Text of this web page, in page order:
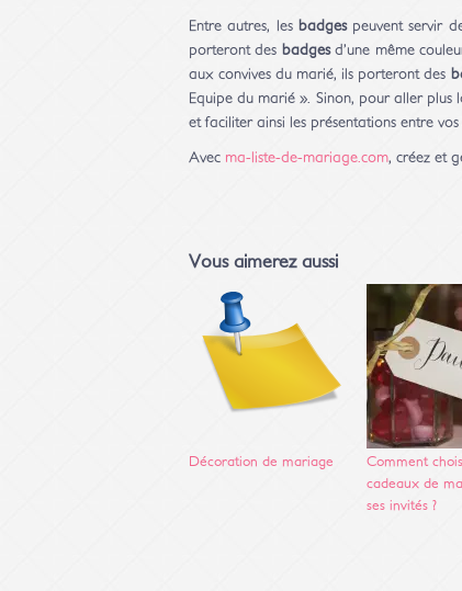
Entre autres, les badgespeuvent servir
porteront des badgesd’une même
aux convives du marié, ils porteront des
Equipe du marié ». Sinon, pour aller plus
et faciliter ainsi les présentations entre vos
Avec ma-liste-de-mariage.com, créez et
Vous aimerez aussi
Décoration de mariage
Comment
cadeaux de
ses invités ?